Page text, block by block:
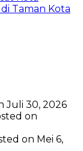
Taman Kota
Juli 30, 2026
on
on Mei 6,